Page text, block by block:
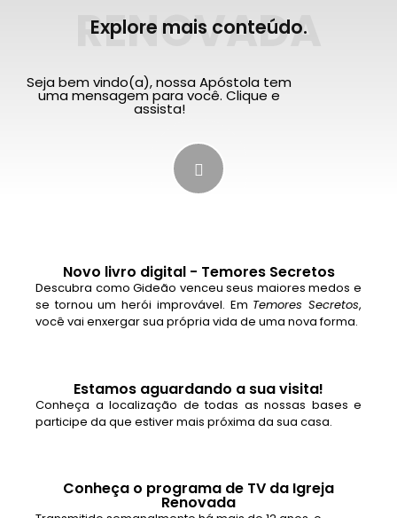
RENOVADA
Explore mais conteúdo.
Seja bem vindo(a), nossa Apóstola tem
uma mensagem para você. Clique e
assista!
Novo livro digital - Temores Secretos
Descubra como Gideão venceu seus maiores medos e
se tornou um herói improvável. Em Temores Secretos,
você vai enxergar sua própria vida de uma nova forma.
Estamos aguardando a sua visita!
Conheça a localização de todas as nossas bases e
participe da que estiver mais próxima da sua casa.
Conheça o programa de TV da Igreja
Renovada